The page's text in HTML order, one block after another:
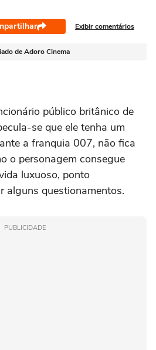
Exibir comentários
de Adoro Cinema
público britânico de
se que ele tenha um
a franquia 007, não fica
o personagem consegue
luxuoso, ponto
alguns questionamentos.
PUBLICIDADE